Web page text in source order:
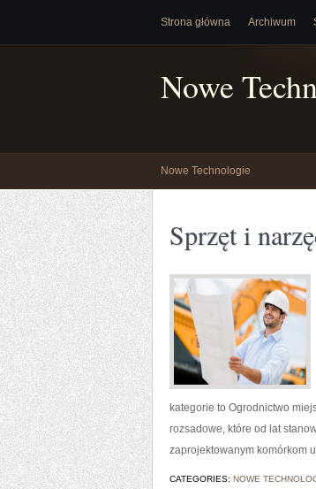
Strona główna Archiwum
Nowe
Nowe Technologie
Sprzęt i
kategorie to Ogrodnictwo
rozsadowe, które od lat
zaprojektowanym komórkom
CATEGORIES: NOWE